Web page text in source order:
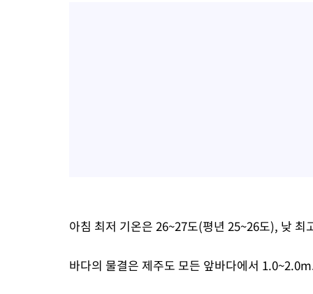
아침 최저 기온은 26~27도(평년 25~26도), 낮
바다의 물결은 제주도 모든 앞바다에서